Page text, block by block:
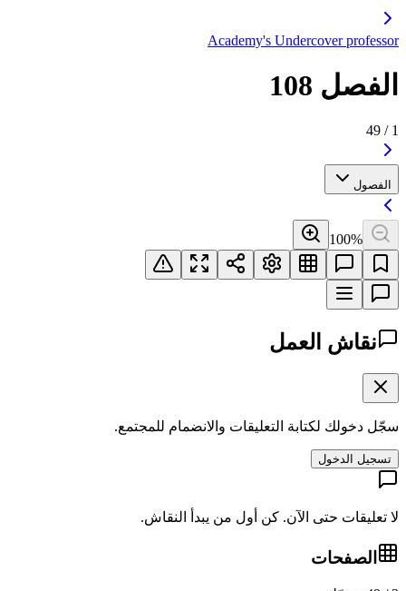
Academy's
والانضمام للمجتمع.
كن أول من يبدأ النقاش.